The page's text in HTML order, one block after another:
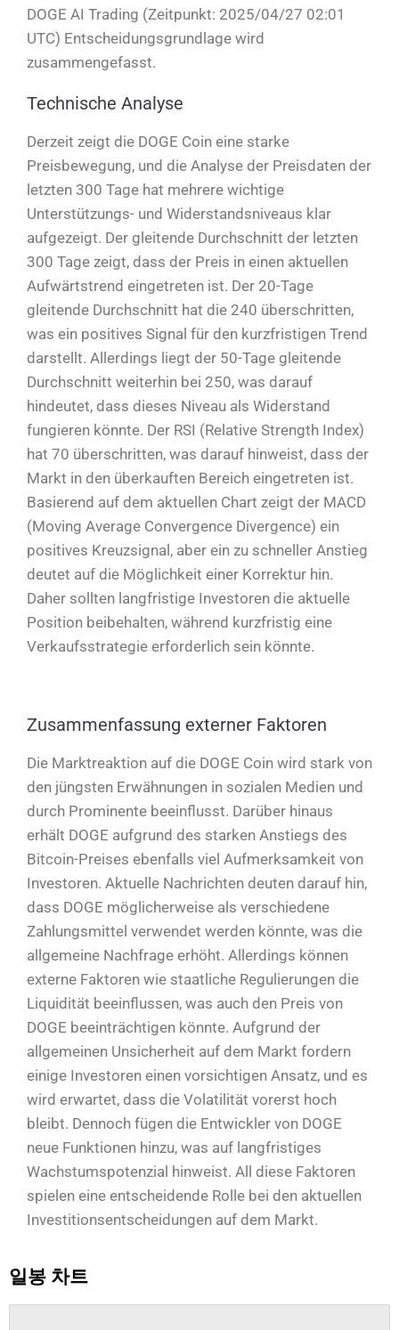
DOGE AI Trading (Zeitpunkt: 2025/04/27 02:01
UTC) Entscheidungsgrundlage wird
zusammengefasst.
Technische Analyse
Derzeit zeigt die DOGE Coin eine starke
Preisbewegung, und die Analyse der Preisdaten der
letzten 300 Tage hat mehrere wichtige
Unterstützungs- und Widerstandsniveaus klar
aufgezeigt. Der gleitende Durchschnitt der letzten
300 Tage zeigt, dass der Preis in einen aktuellen
Aufwärtstrend eingetreten ist. Der 20-Tage
gleitende Durchschnitt hat die 240 überschritten,
was ein positives Signal für den kurzfristigen Trend
darstellt. Allerdings liegt der 50-Tage gleitende
Durchschnitt weiterhin bei 250, was darauf
hindeutet, dass dieses Niveau als Widerstand
fungieren könnte. Der RSI (Relative Strength Index)
hat 70 überschritten, was darauf hinweist, dass der
Markt in den überkauften Bereich eingetreten ist.
Basierend auf dem aktuellen Chart zeigt der MACD
(Moving Average Convergence Divergence) ein
positives Kreuzsignal, aber ein zu schneller Anstieg
deutet auf die Möglichkeit einer Korrektur hin.
Daher sollten langfristige Investoren die aktuelle
Position beibehalten, während kurzfristig eine
Verkaufsstrategie erforderlich sein könnte.
Zusammenfassung externer Faktoren
Die Marktreaktion auf die DOGE Coin wird stark von
den jüngsten Erwähnungen in sozialen Medien und
durch Prominente beeinflusst. Darüber hinaus
erhält DOGE aufgrund des starken Anstiegs des
Bitcoin-Preises ebenfalls viel Aufmerksamkeit von
Investoren. Aktuelle Nachrichten deuten darauf hin,
dass DOGE möglicherweise als verschiedene
Zahlungsmittel verwendet werden könnte, was die
allgemeine Nachfrage erhöht. Allerdings können
externe Faktoren wie staatliche Regulierungen die
Liquidität beeinflussen, was auch den Preis von
DOGE beeinträchtigen könnte. Aufgrund der
allgemeinen Unsicherheit auf dem Markt fordern
einige Investoren einen vorsichtigen Ansatz, und es
wird erwartet, dass die Volatilität vorerst hoch
bleibt. Dennoch fügen die Entwickler von DOGE
neue Funktionen hinzu, was auf langfristiges
Wachstumspotenzial hinweist. All diese Faktoren
spielen eine entscheidende Rolle bei den aktuellen
Investitionsentscheidungen auf dem Markt.
일봉 차트